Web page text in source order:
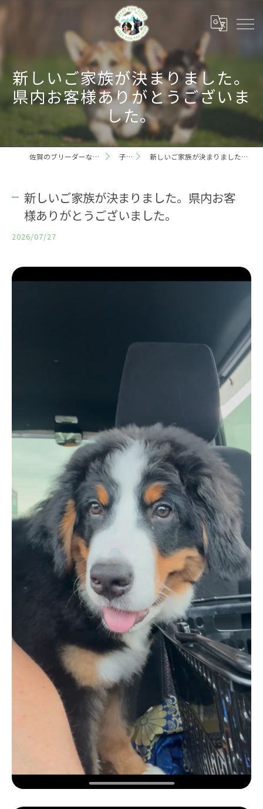
新しいご家族が決まりました。
県内お客様ありがとうございま
した。
佐賀のブリーダーならグレートドッグフィールド 子犬情報 新しいご家族が決まりました。県内お客様ありがとうございました。
新しいご家族が決まりました。県内お客
様ありがとうございました。
2026/07/27